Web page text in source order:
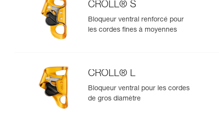
CROLL® S
Bloqueur ventral renforcé pour
les cordes fines à moyennes
CROLL® L
Bloqueur ventral pour les cordes
de gros diamètre